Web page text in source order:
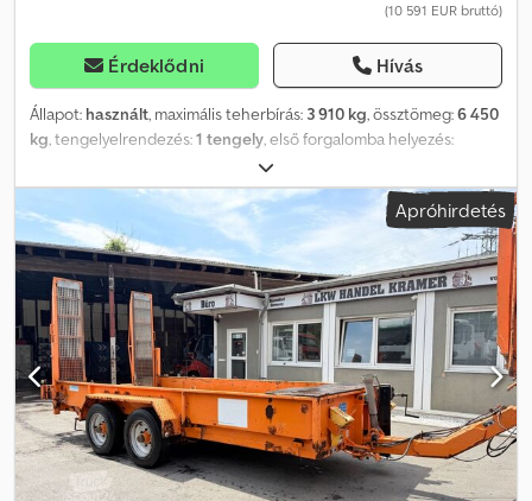
(10 591 EUR bruttó)
Érdeklődni Hívás
Állapot: használt, maximális teherbírás: 3 910 kg, össztömeg:6 450
kg, tengelyelrendezés:1 tengely, első forgalomba helyezés:
6 755 mm, rakodótér szélesség:
raktérmagasság:2 290 mm, Gyártási év:2011, * Blömenröhr
MS220/6700 * Félpótkocsi * BPW tengelyek * Emelőhátfal *
megengedett össztömeg: 6.450 kg * Saját tömeg: 2.540 kg *
Hasznos teherbírás: 3.910 kg * Gumik: lásd a képeken *
Egytengelyes * Légrugózás * Dobfékek * Azonnal elérhető * Az
eltérések jogát fenntartjuk Kérdése van? Forduljon hozzánk gyors
tanácsadásért, szívesen elérhetőek vagyunk közvetlenül
WhatsApp-on is: Amit kínálunk: Nettó vásárlás EU-s cégek számára
érvényes közösségi adószámmal, valamint harmadik országbeli
ügyfelek részére. Lízing és finanszírozás. Az összes vámügyintézés
lebonyolítása. Rövid vagy export rendszámtáblák ügyintézése.
Kiszállítás a kikötőbe. A hirdetésben feltüntetett árak bruttó árak,
amelyek már tartalmazzák a 19% törvényes ÁFÁ-t. Dedpfxjzh Dlqe
Apróhirdetés